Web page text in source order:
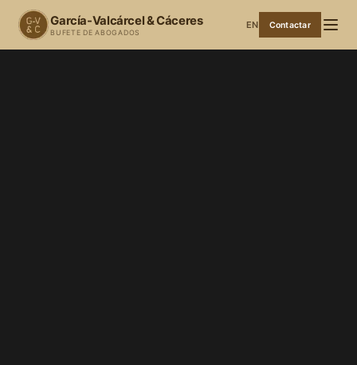
García-Valcárcel & Cáceres
BUFETE DE ABOGADOS
EN Contactar